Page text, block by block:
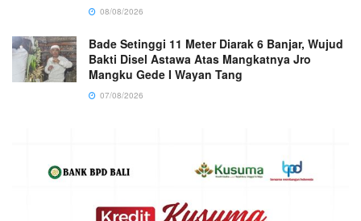
08/08/2026
Bade Setinggi 11 Meter Diarak 6 Banjar, Wujud
Bakti Disel Astawa Atas Mangkatnya Jro
Mangku Gede I Wayan Tang
07/08/2026